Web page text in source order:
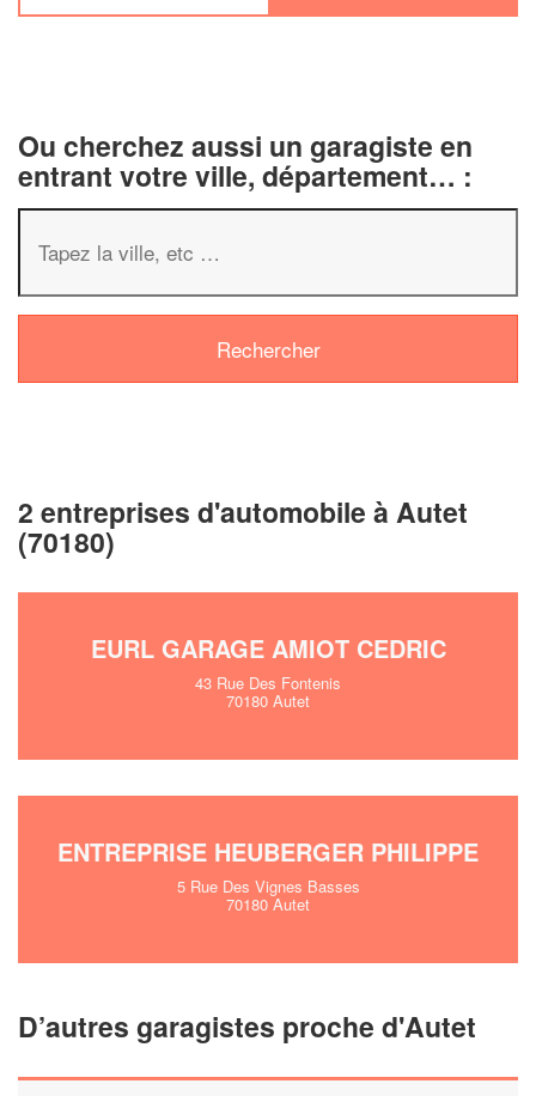
Ou cherchez aussi un garagiste en
entrant votre ville, département… :
2 entreprises d'automobile à Autet
(70180)
EURL GARAGE AMIOT CEDRIC
43 Rue Des Fontenis
70180 Autet
ENTREPRISE HEUBERGER PHILIPPE
5 Rue Des Vignes Basses
70180 Autet
D’autres garagistes proche d'Autet
✕
Augmentez votrechiffre
vosmargestout en gagnant de